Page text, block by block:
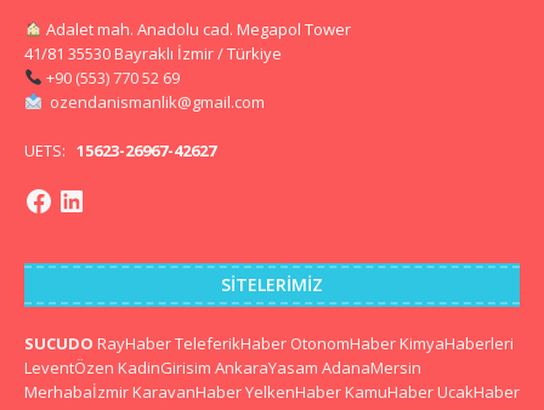
Adalet mah. Anadolu cad. Megapol Tower
41/81 35530 Bayraklı İzmir / Türkiye
+90 (553) 770 52 69
ozendanismanlik@gmail.com
UETS: 15623-26967-42627
SITELERIMIZ
SUCUDO RayHaberTeleferikHaber OtonomHaber KimyaHaberleri
LeventÖzen KadinGirisim AnkaraYasam AdanaMersin
Merhabaİzmir KaravanHaberYelkenHaber KamuHaber UcakHaber